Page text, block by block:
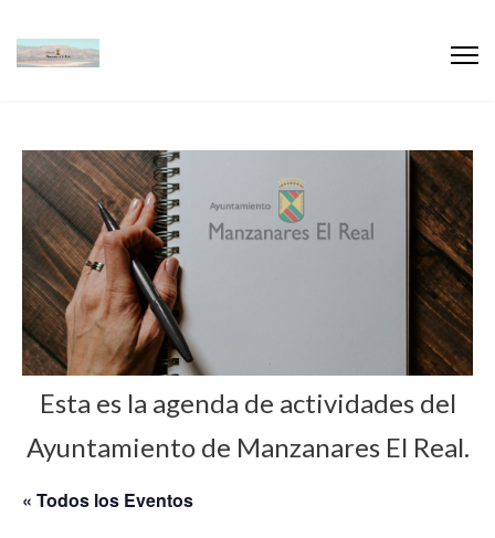
Esta es la agenda de actividades del
Ayuntamiento de Manzanares El Real.
« Todos los Eventos